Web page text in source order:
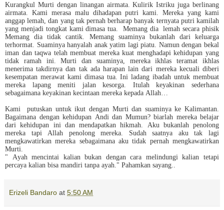
Kurangkul Murti dengan linangan airmata. Kulirik Istriku juga berlinang
airmata. Kami merasa malu dihadapan putri kami. Mereka yang kami
anggap lemah, dan yang tak pernah berharap banyak ternyata putri kamilah
yang menjadi tongkat kami dimasa tua. Memang dia lemah secara phisik
Memang dia tidak cantik. Memang suaminya bukanlah dari keluarga
terhormat. Suaminya hanyalah anak yatim lagi piatu. Namun dengan bekal
iman dan taqwa telah membuat mereka kuat menghadapi kehidupan yang
tidak ramah ini. Murti dan suaminya, mereka ikhlas teramat ikhlas
menerima takdirnya dan tak ada harapan lain dari mereka kecuali diberi
kesempatan merawat kami dimasa tua. Ini ladang ibadah untuk membuat
mereka lapang meniti jalan kesorga. Itulah keyakinan sederhana
sebagaimana keyakinan kecintaan mereka kepada Allah…
Kami putuskan untuk ikut dengan Murti dan suaminya ke Kalimantan.
Bagaimana dengan kehidupan Andi dan Mumun? biarlah mereka belajar
dari kehidupan ini dan mendapatkan hikmah. Aku bukanlah penolong
mereka tapi Allah penolong mereka. Sudah saatnya aku tak lagi
mengkawatirkan mereka sebagaimana aku tidak pernah mengkawatirkan
Murti.
" Ayah mencintai kalian bukan dengan cara melindungi kalian tetapi
percaya kalian bisa mandiri tanpa ayah." Pahamkan sayang..
Erizeli Bandaro at 5:50 AM